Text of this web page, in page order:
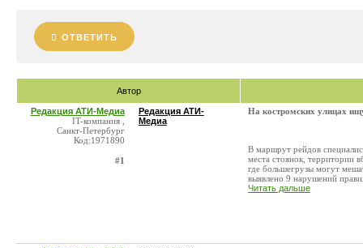
ОТВЕТИТЬ
Автор
Редакция АТИ-Медиа
IT-компания ,
Санкт-Петербург
Код:1971890
#1
Редакция АТИ-
Медиа
На костромских улицах
В маршрут рейдов
места стоянок, территории
где большегрузы могут
выявлено 9 нарушений
Читать дальше